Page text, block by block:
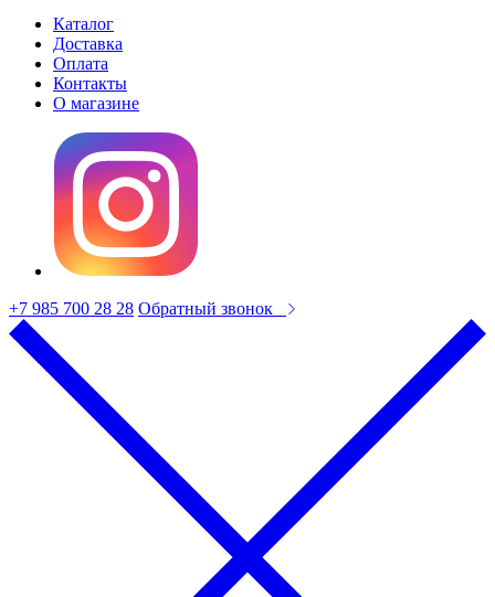
Каталог
Доставка
Оплата
Контакты
О магазине
+7 985 700 28 28 Обратный звонок